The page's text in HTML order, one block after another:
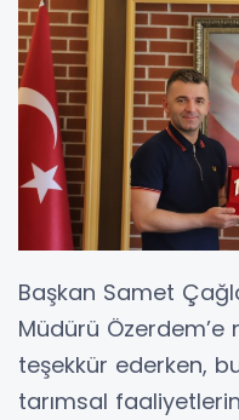
Başkan Samet
Müdürü Özerdem’e
teşekkür ederken,
tarımsal